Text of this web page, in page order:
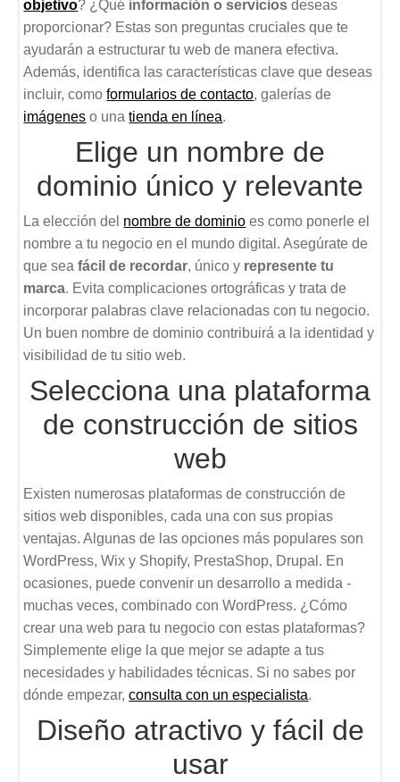
objetivo? ¿Qué información o servicios deseas
proporcionar? Estas son preguntas cruciales que te
ayudarán a estructurar tu web de manera efectiva.
Además, identifica las características clave que deseas
incluir, comoformularios de contacto, galerías de
imágenes o unatienda en línea.
Elige un nombre de
dominio único y relevante
La elección del nombre de dominio es como ponerle el
nombre a tu negocio en el mundo digital. Asegúrate de
que seafácil de recordar, único y represente tu
marca. Evita complicaciones ortográficas y trata de
incorporar palabras clave relacionadas con tu negocio.
Un buen nombre de dominio contribuirá a la identidad y
visibilidad de tu sitio web.
Selecciona una plataforma
de construcción de sitios
web
Existen numerosas plataformas de construcción de
sitios web disponibles, cada una con sus propias
ventajas. Algunas de las opciones más populares son
WordPress, Wix y Shopify, PrestaShop, Drupal. En
ocasiones, puede convenir un desarrollo a medida -
muchas veces, combinado con WordPress. ¿Cómo
crear una web para tu negocio con estas plataformas?
Simplemente elige la que mejor se adapte a tus
necesidades y habilidades técnicas. Si no sabes por
dónde empezar,consulta con un especialista.
Diseño atractivo y fácil de
usar